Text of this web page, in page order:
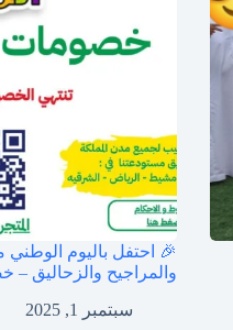
🎉 احتفل باليوم
والمراجيح والزحاليق – خصم
سبتمبر 1, 2025